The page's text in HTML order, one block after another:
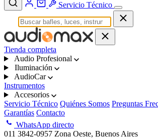
Servicio Técnico
Tienda completa
Audio Profesional
Iluminación
AudioCar
Instrumentos
Accesorios
Servicio Técnico Quiénes Somos Preguntas
Garantías Contacto
WhatsApp directo
011 3842-0957 Zona Oeste, Buenos Aires